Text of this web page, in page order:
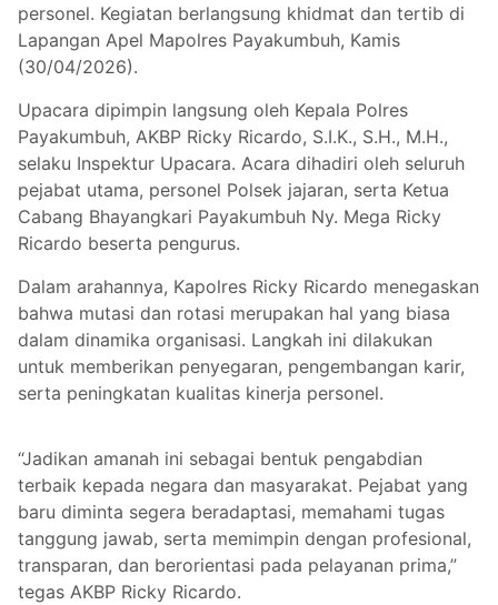
personel. Kegiatan berlangsung khidmat dan tertib di
Lapangan Apel Mapolres Payakumbuh, Kamis
(30/04/2026).
Upacara dipimpin langsung oleh Kepala Polres
Payakumbuh, AKBP Ricky Ricardo, S.I.K., S.H., M.H.,
selaku Inspektur Upacara. Acara dihadiri oleh seluruh
pejabat utama, personel Polsek jajaran, serta Ketua
Cabang Bhayangkari Payakumbuh Ny. Mega Ricky
Ricardo beserta pengurus.
Dalam arahannya, Kapolres Ricky Ricardo menegaskan
bahwa mutasi dan rotasi merupakan hal yang biasa
dalam dinamika organisasi. Langkah ini dilakukan
untuk memberikan penyegaran, pengembangan karir,
serta peningkatan kualitas kinerja personel.
“Jadikan amanah ini sebagai bentuk pengabdian
terbaik kepada negara dan masyarakat. Pejabat yang
baru diminta segera beradaptasi, memahami tugas
tanggung jawab, serta memimpin dengan profesional,
transparan, dan berorientasi pada pelayanan prima,”
tegas AKBP Ricky Ricardo.